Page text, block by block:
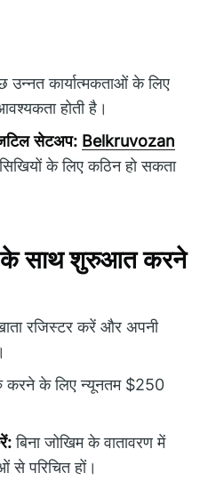
उन्नत कार्यात्मकताओं के लिए
होती है।
सेटअप: Belkruvozan
के लिए कठिन हो सकता
साथ शुरुआत करने
रजिस्टर करें और अपनी
करने के लिए न्यूनतम $250
बिना जोखिम के वातावरण में
से परिचित हों।